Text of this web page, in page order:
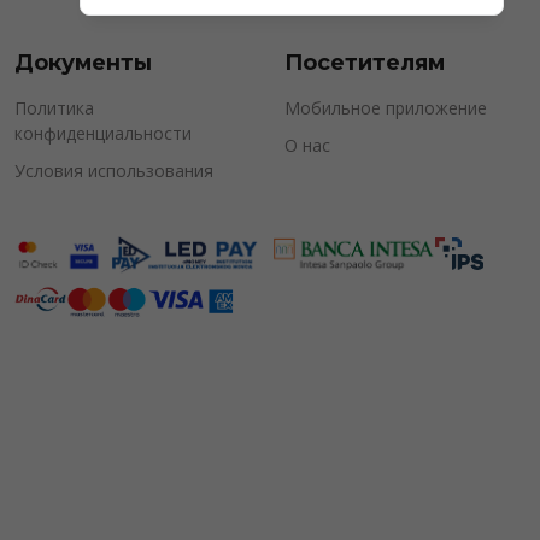
Документы
Политика
конфиденциальности
Условия использования
Посетителям
Мобильное приложение
О нас